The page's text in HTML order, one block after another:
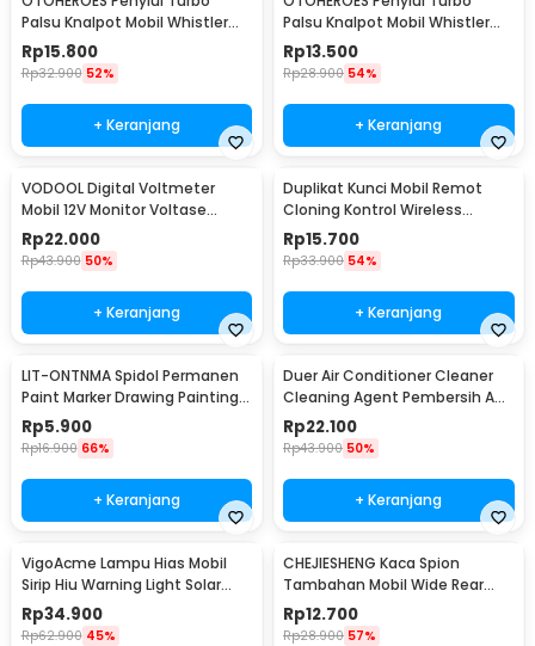
Palsu Knalpot Mobil Whistler
1000-2400cc L - TUR007
Rp15.800
Rp32.900 52%
+ Keranjang
Palsu Knalpot Mobil Whistler
1000-1800cc M 1.6-2.0 - TUR007
Rp13.500
Rp28.900 54%
+ Keranjang
VODOOL Digital Voltmeter
Mobil 12V Monitor Voltase
Baterai LED Display - QY836
Rp22.000
Rp43.900 50%
+ Keranjang
Duplikat Kunci Mobil Remot
Cloning Kontrol Wireless
433.92MHz 1 PCS - WE32
Rp15.700
Rp33.900 54%
+ Keranjang
LIT-ONTNMA Spidol Permanen
Paint Marker Drawing Painting
Oil Base - MP-01
Rp5.900
Rp16.900 66%
+ Keranjang
Duer Air Conditioner Cleaner
Cleaning Agent Pembersih AC
Rumah 500ml - QUY1640
Rp22.100
Rp43.900 50%
+ Keranjang
VigoAcme Lampu Hias Mobil
Sirip Hiu Warning Light Solar
Energy 8 LED - FZWJSD
Rp34.900
Rp62.900 45%
CHEJIESHENG Kaca Spion
Tambahan Mobil Wide Rear
View Anti Blind Spot - SY-080
Rp12.700
Rp28.900 57%